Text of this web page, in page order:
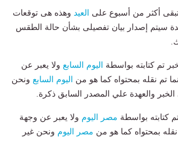
أكثر من أسبوع على العيد وهذه هى توقعات
سيتم إصدار بيان تفصيلى بشأن حالة الطقس
تم كتابته بواسطة اليوم السابع ولا يعبر عن
تم نقله بمحتواه كما هو من اليوم السابع ونحن
والعهدة علي المصدر السابق ذكرة.
كتابته بواسطة مصر اليوم ولا يعبر عن وجهة
نقله بمحتواه كما هو من مصر اليوم ونحن غير